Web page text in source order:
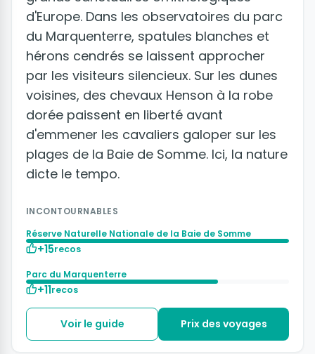
d'Europe. Dans les observatoires du parc
du Marquenterre, spatules blanches et
hérons cendrés se laissent approcher
par les visiteurs silencieux. Sur les dunes
voisines, des chevaux Henson à la robe
dorée paissent en liberté avant
d'emmener les cavaliers galoper sur les
plages de la Baie de Somme. Ici, la nature
dicte le tempo.
INCONTOURNABLES
Réserve Naturelle Nationale de la Baie de Somme
+15recos
Parc du Marquenterre
+11recos
Voir le guide Prix des voyages